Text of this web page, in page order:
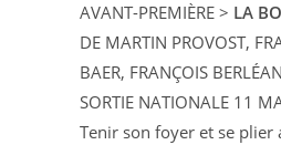
AVANT-PREMIÈRE > LA
DE MARTIN PROVOST,
BAER, FRANÇOIS
SORTIE NATIONALE 11
Tenir son foyer et se plier